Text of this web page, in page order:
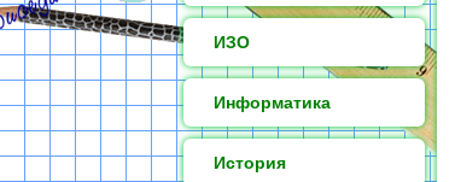
ИЗО
Информатика
История